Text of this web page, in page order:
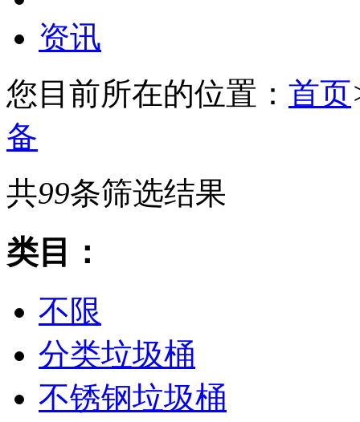
资讯
您目前所在的位置： 首页
备
共99条筛选结果
类目：
不限
分类垃圾桶
不锈钢垃圾桶